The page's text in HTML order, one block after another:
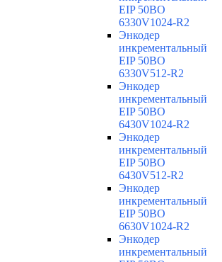
EIP 50BO
6330V1024-R2
Энкодер
инкрементальный
EIP 50BO
6330V512-R2
Энкодер
инкрементальный
EIP 50BO
6430V1024-R2
Энкодер
инкрементальный
EIP 50BO
6430V512-R2
Энкодер
инкрементальный
EIP 50BO
6630V1024-R2
Энкодер
инкрементальный